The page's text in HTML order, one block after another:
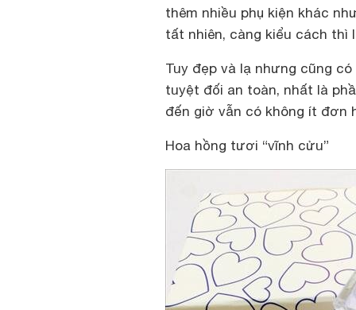
thêm nhiều phụ kiện khác
tất nhiên, càng kiểu cách thì
Tuy đẹp và lạ nhưng cũng
tuyệt đối an toàn, nhất là
đến giờ vẫn có không ít đơn
Hoa hồng tươi “vĩnh cửu”